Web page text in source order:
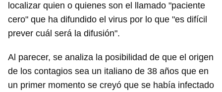
localizar quien o quienes son el llamado "paciente
cero" que ha difundido el virus por lo que "es difícil
prever cuál será la difusión".
Al parecer, se analiza la posibilidad de que el origen
de los contagios sea un italiano de 38 años que en
un primer momento se creyó que se había infectado